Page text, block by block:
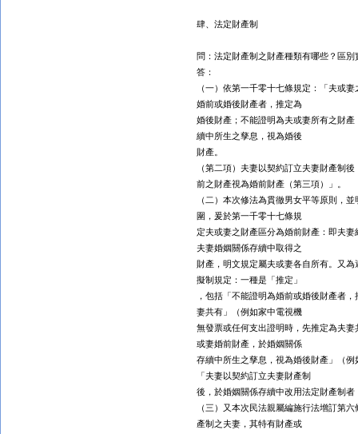
肆、法定財產制
問：法定財產制之財產種類有哪些？區別
答：
（一）依第一千零十七條規定：「夫或
婚前或婚後財產者，推定為
婚後財產；不能證明為夫或妻所有之財
續中所生之孳息，視為婚後
財產。
（第二項）夫妻以契約訂立夫妻財產制
前之財產視為婚前財產（第三項）」。
（二）本次修法為貫徹男女平等原則，
圍，爰於第一千零十七條規
定夫或妻之財產區分為婚前財產：即夫
夫妻婚姻關係存續中取得之
財產，明文規定屬夫或妻各自所有。又
擬制規定：一種是「推定」
，包括「不能證明為婚前或婚後財產者
妻共有」（例如家中電視機
無發票或任何支出證明時，先推定為夫
或妻婚前財產，於婚姻關係
存續中所生之孳息，視為婚後財產」（
「夫妻以契約訂立夫妻財產制
後，於婚姻關係存續中改用法定財產制
（三）又本次民法親屬編施行法增訂第
產制之夫妻，其特有財產或